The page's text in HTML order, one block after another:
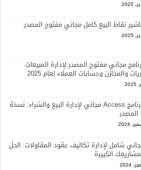
نقاط البيع كامل مجاني مفتوح المصدر
مجاني مفتوح المصدر لإدارة المبيعات
والمخازن وحسابات العملاء لعام 2025
تحميل برنامج Access مجاني لإدارة البيع والشراء: نسخة
شامل لإدارة تكاليف عقود المقاولات: الحل
الكبيرة